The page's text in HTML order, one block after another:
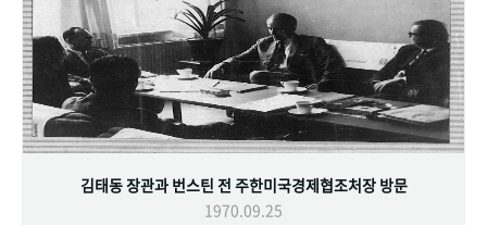
김태동 장관과 번스틴 전 주한미국경제협조처장 방문
1970.09.25